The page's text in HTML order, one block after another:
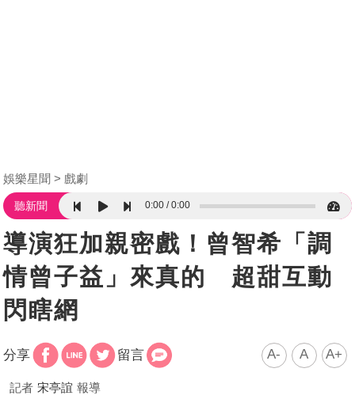
娛樂星聞 戲劇
聽新聞 0:00 0:00
導演狂加親密戲！曾智希「調
情曾子益」來真的 超甜互動
閃瞎網
分享 留言 A- A A+
記者 宋亭誼 報導